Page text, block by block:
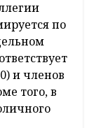
Харрис
и
доверие